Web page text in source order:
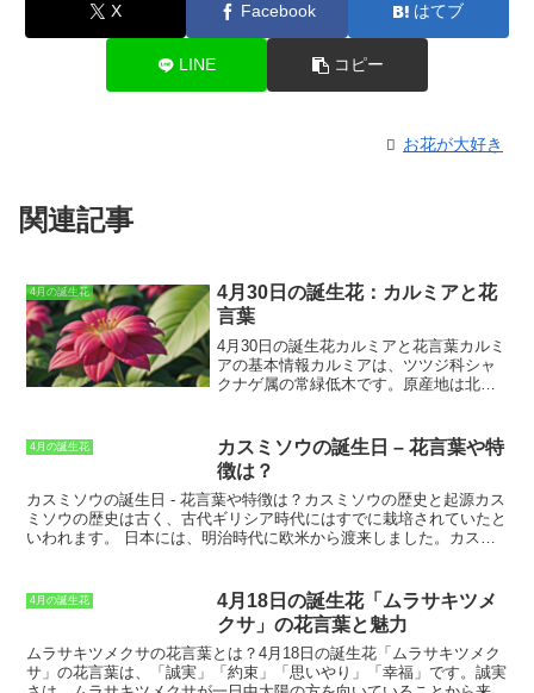
X Facebook はてブ
LINE コピー
お花が大好き
関連記事
4月の誕生花
4月30日の誕生花：カルミアと花
言葉
4月30日の誕生花カルミアと花言葉カルミ
アの基本情報カルミアは、ツツジ科シャ
クナゲ属の常緑低木です。原産地は北ア
九州まで分布しています。花期は4～5月
で、淡いピンク色の釣鐘状の花を咲かせ
ます。花言葉は「清楚」「堅実」「忍
耐」です。名前の由来は、古代ギリシャ
の神話に登場するカルミオペにちなんで
います。カルミオペは、ヘラ（女神）の
ルが生まれました。カルミアの花は、そ
の美しさから、多くの人々に愛されてい
ます。
4月の誕生花
カスミソウの誕生日 – 花言葉や特
徴は？
カスミソウの誕生日 - 花言葉や特徴は？カスミソウの歴史と起源カス
ミソウの歴史は古く、古代ギリシア時代にはすでに栽培されていたと
いわれます。
日本には、明治時代に欧米から渡来しました。カスミ
をたくさん咲かせるのが特徴です。花びらは細長く、ふわふわとして
いて、まるで霞がかかったように見えます。カスミソウは、他の花を
引き立てる役割を果たすことから、「脇役の花」とも呼ばれていま
す。しかし、カスミソウ自体も、清楚で可憐な花です。カスミソウ
は、育てやすい花です。日当たりの良い場所を好みますが、半日陰で
4月の誕生花
4月18日の誕生花「ムラサキツメ
クサ」の花言葉と魅力
ムラサキツメクサの花言葉とは？4月18日の誕生花「ムラサキツメク
サ」の花言葉は、「誠実」「約束」「思いやり」「幸福」です。誠実